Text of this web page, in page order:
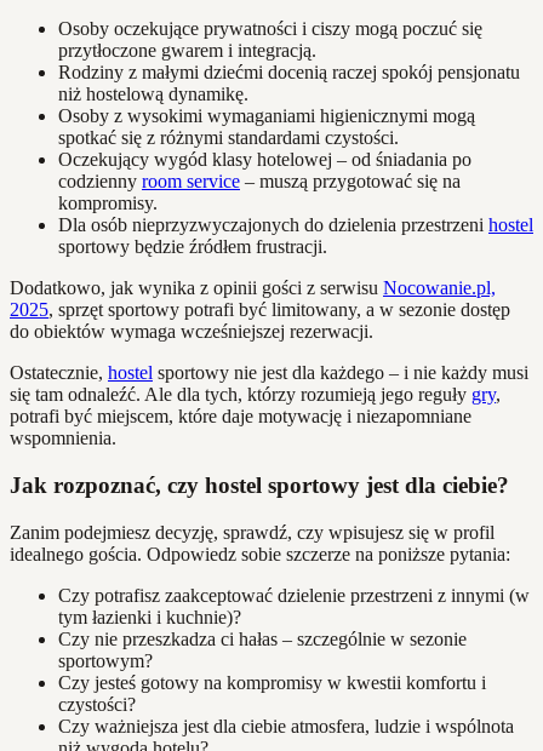
Osoby oczekujące prywatności i ciszy mogą poczuć się
przytłoczone gwarem i integracją.
Rodziny z małymi dziećmi docenią raczej spokój pensjonatu
niż hostelową dynamikę.
Osoby z wysokimi wymaganiami higienicznymi mogą
spotkać się z różnymi standardami czystości.
Oczekujący wygód klasy hotelowej – od śniadania po
codzienny room service – muszą przygotować się na
kompromisy.
Dla osób nieprzyzwyczajonych do dzielenia przestrzeni hostel
sportowy będzie źródłem frustracji.
Dodatkowo, jak wynika z opinii gości z serwisu Nocowanie.pl,
2025, sprzęt sportowy potrafi być limitowany, a w sezonie dostęp
do obiektów wymaga wcześniejszej rezerwacji.
Ostatecznie, hostel sportowy nie jest dla każdego – i nie każdy musi
się tam odnaleźć. Ale dla tych, którzy rozumieją jego reguły gry,
potrafi być miejscem, które daje motywację i niezapomniane
wspomnienia.
Jak rozpoznać, czy hostel sportowy jest dla ciebie?
Zanim podejmiesz decyzję, sprawdź, czy wpisujesz się w profil
idealnego gościa. Odpowiedz sobie szczerze na poniższe pytania:
Czy potrafisz zaakceptować dzielenie przestrzeni z innymi (w
tym łazienki i kuchnie)?
Czy nie przeszkadza ci hałas – szczególnie w sezonie
sportowym?
Czy jesteś gotowy na kompromisy w kwestii komfortu i
czystości?
Czy ważniejsza jest dla ciebie atmosfera, ludzie i wspólnota